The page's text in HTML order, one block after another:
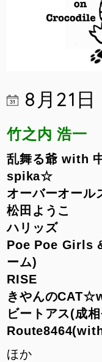
8月21日
竹之内 浩一
乱舞る爺 with
spika☆
オーバーオール
松田ようこ
ハリッズ
Poe Poe Girls
ーム)
RISE
きやんの
ビートアス(成
ほか